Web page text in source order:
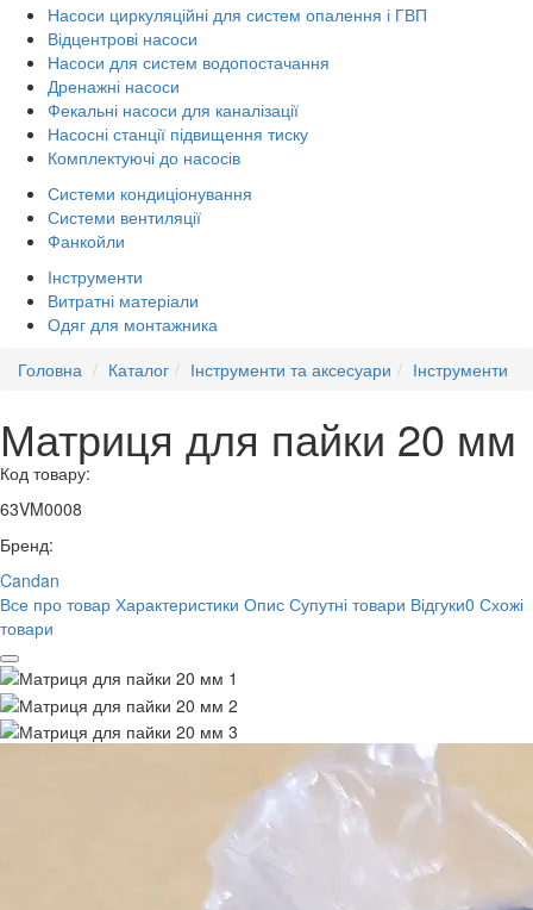
Насоси циркуляційні для систем опалення і ГВП
Відцентрові насоси
Насоси для систем водопостачання
Дренажні насоси
Фекальні насоси для каналізації
Насосні станції підвищення тиску
Комплектуючі до насосів
Системи кондиціонування
Системи вентиляції
Фанкойли
Інструменти
Витратні матеріали
Одяг для монтажника
Головна
Каталог Інструменти та аксесуари Інструменти
Матриця для пайки 20 мм
Код товару:
63VM0008
Бренд:
Candan
Все про товар Характеристики Опис Супутні товари Відгуки0 Схожі
товари